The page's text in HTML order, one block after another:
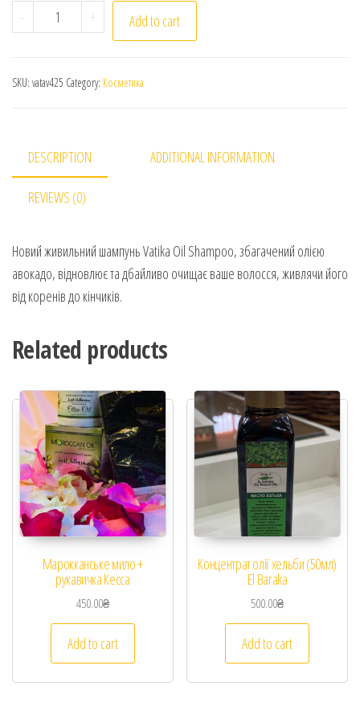
- Vatika. Шампунь з олією авокадо. 425мл.
+ Add to cart
SKU: vatav425 Category: Косметика
DESCRIPTION ADDITIONAL INFORMATION
REVIEWS (0)
Новий живильний шампунь Vatika Oil Shampoo, збагачений олією
авокадо, відновлює та дбайливо очищає ваше волосся, живлячи його
від коренів до кінчиків.
Related products
Марокканське мило +
рукавичка Кесса
450.00₴
Add to cart
Концентрат олії хельби (50мл)
El Baraka
500.00₴
Add to cart